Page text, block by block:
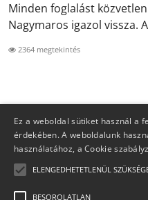
Minden foglalást
Nagymaros igazol vissza.
2364 megtekintés
Ez a weboldal sütiket használ a
érdekében. A weboldalunk
használatához, a Cookie
ELENGEDHETETLENÜL
BESOROLATLAN